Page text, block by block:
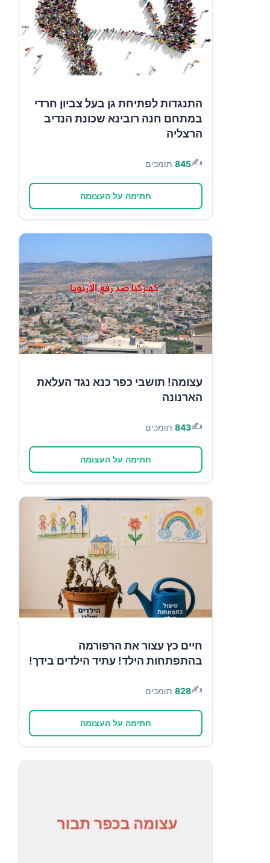
התנגדות לפתיחת גן בעל צביון חרדי
במתחם חנה רובינא שכונת הנדיב
הרצליה
✍️
845 תומכים
חתימה על העצומה
עצומה! תושבי כפר כנא נגד העלאת
הארנונה
✍️
843 תומכים
חתימה על העצומה
חיים כץ עצור את הרפורמה
בהתפתחות הילד! עתיד הילדים בידך!
✍️
828 תומכים
חתימה על העצומה